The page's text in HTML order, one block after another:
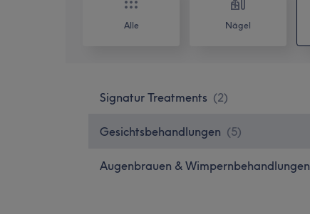
Alle Nägel
Signatur Treatments (2)
Gesichtsbehandlungen (5)
Augenbrauen & Wimpernbehandlungen